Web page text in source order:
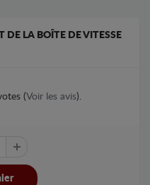
DE LA BOÎTE DE VITESSE
(Voir les avis).